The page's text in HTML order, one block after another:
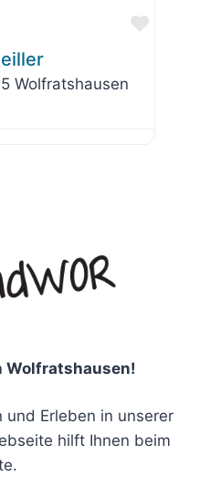
Favorit
Wolfratshausen
Wolfratshausen!
und Erleben in unserer
hilft Ihnen beim